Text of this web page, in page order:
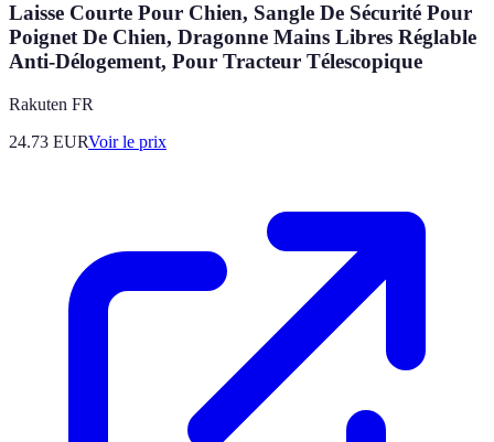
Laisse Courte Pour Chien, Sangle De Sécurité Pour
Poignet De Chien, Dragonne Mains Libres Réglable
Anti-Délogement, Pour Tracteur Télescopique
Rakuten FR
24.73 EURVoir le prix